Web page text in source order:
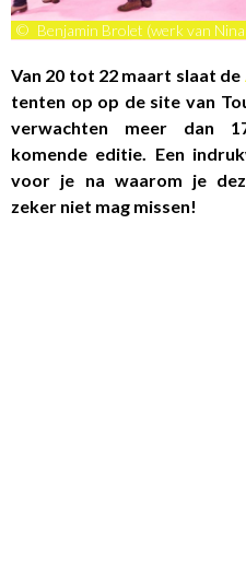
© Benjamin Brolet (werk van
Van 20 tot 22 maart slaat de
tenten op op de site van
verwachten meer dan
komende editie. Een
voor je na waarom je
zeker niet mag missen!